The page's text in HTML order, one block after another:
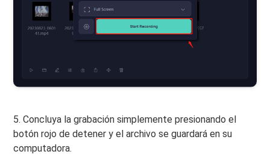
5. Concluya la grabación simplemente presionando el
botón rojo de detener y el archivo se guardará en su
computadora.